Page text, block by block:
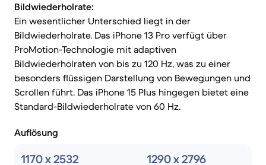
Bildwiederholrate:
Ein wesentlicher Unterschied liegt in der
Bildwiederholrate. Das iPhone 13 Pro verfügt über
ProMotion-Technologie mit adaptiven
Bildwiederholraten von bis zu 120 Hz, was zu einer
besonders flüssigen Darstellung von Bewegungen und
Scrollen führt. Das iPhone 15 Plus hingegen bietet eine
Standard-Bildwiederholrate von 60 Hz.
Auflösung
1170 x 2532 1290 x 2796